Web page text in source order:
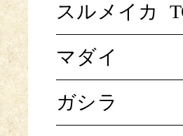
スルメイカ
マダイ
ガシラ